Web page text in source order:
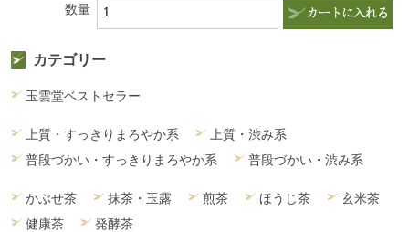
数量
カテゴリー
玉雲堂ベストセラー
上質・すっきりまろやか系
上質・渋み系
普段づかい・すっきりまろやか系
普段づかい・渋み系
かぶせ茶 抹茶・玉露 煎茶 ほうじ茶
玄米茶
健康茶
発酵茶